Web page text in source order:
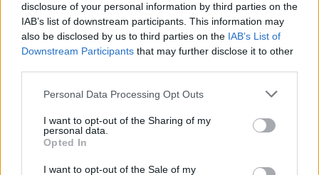
disclosure of your personal information by third parties on the
IAB’s list of downstream participants. This information may
also be disclosed by us to third parties on the IAB’s List of
Downstream Participants that may further disclose it to other
Please note that this website/app uses one or more Google
not limited to your visit or usage behaviour. You may click to
grant or deny consent to Google and its third-party tags to
use your data for below specified purposes in below Google
consent section.
Personal Data Processing Opt Outs
I want to opt-out of the Sharing of my
personal data.
Opted In
I want to opt-out of the Sale of my
FLASH FOCUS